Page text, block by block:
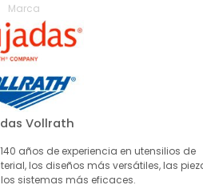
Marca
Vollrath
años de experiencia en utensilios de
los diseños más versátiles, las
sistemas más eficaces.